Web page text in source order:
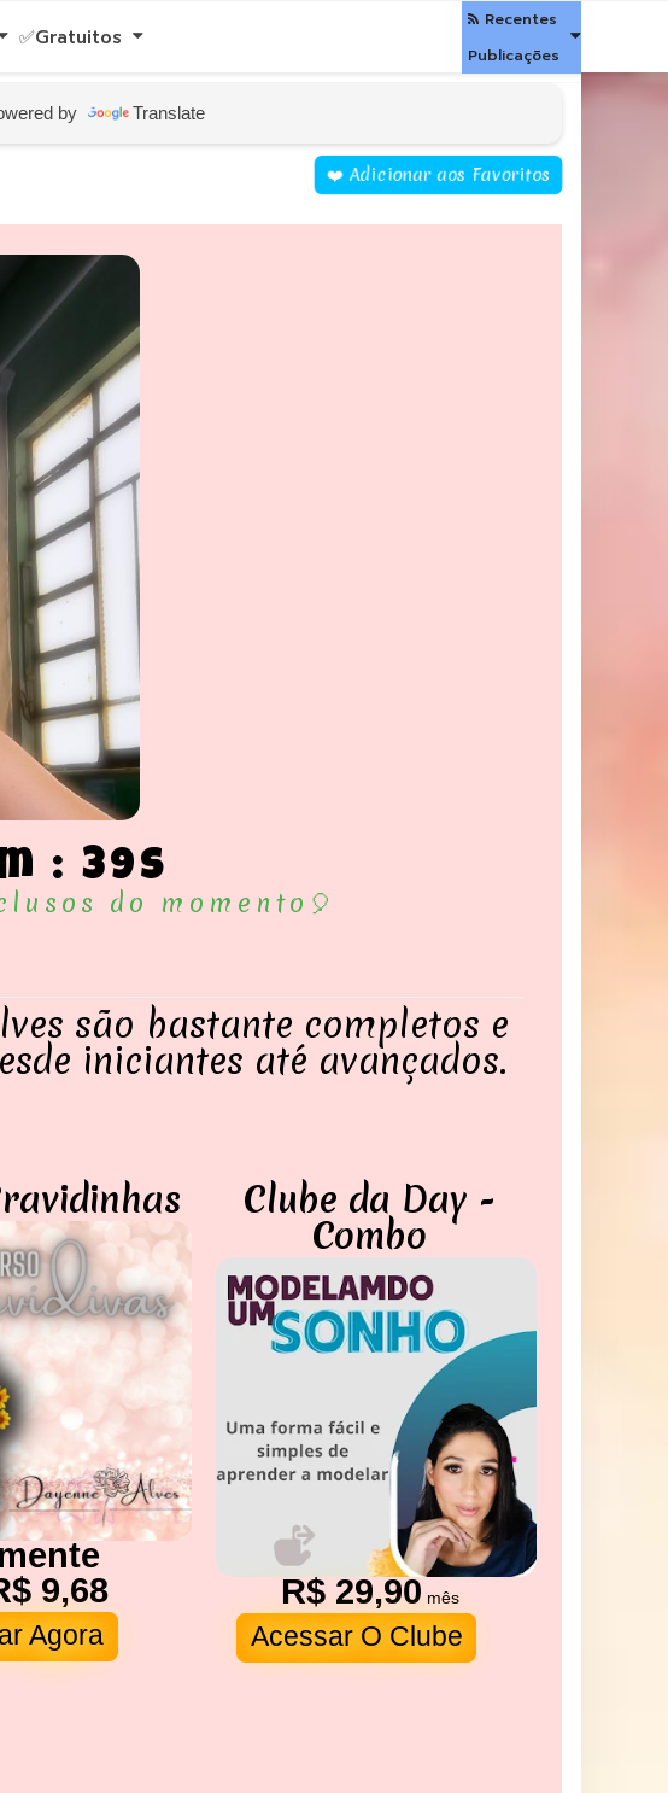

✅Gratuitos
Recentes
Publicações
by Translate
❤️ Adicionar aos Favoritos
: 37s
do momento🎈
são bastante completos e
iniciantes até avançados.
9,68
Agora
Clube da Day -
Combo
R$ 29,90 mês
Acessar O Clube